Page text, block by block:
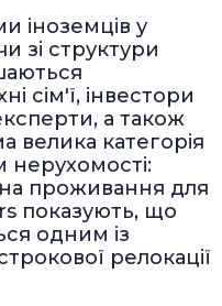
іноземців у
зі структури
сім'ї, інвестори
а також
велика категорія
нерухомості:
на проживання для
показують, що
одним із
релокації